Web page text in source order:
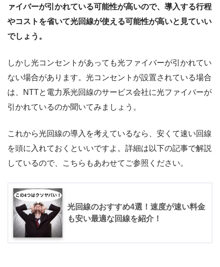
ァイバーが引かれている可能性が高いので、導入する行程
やコストを省いて光回線が使える可能性が高いと見ていい
でしょう。
しかし光コンセントがあっても光ファイバーが引かれてい
ない場合があります。光コンセントが設置されている場合
は、NTTと電力系光回線のサービス会社に光ファイバーが
引かれているのか聞いてみましょう。
これから光回線の導入を考えているなら、安くて速い回線
を頭に入れておくといいですよ。詳細は以下の記事で解説
しているので、こちらもあわせてご参照ください。
光回線のおすすめ4選！速度が速い料金
も安い最適な回線を紹介！